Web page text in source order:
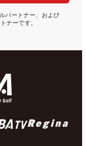
パートナー、および
ナーです。